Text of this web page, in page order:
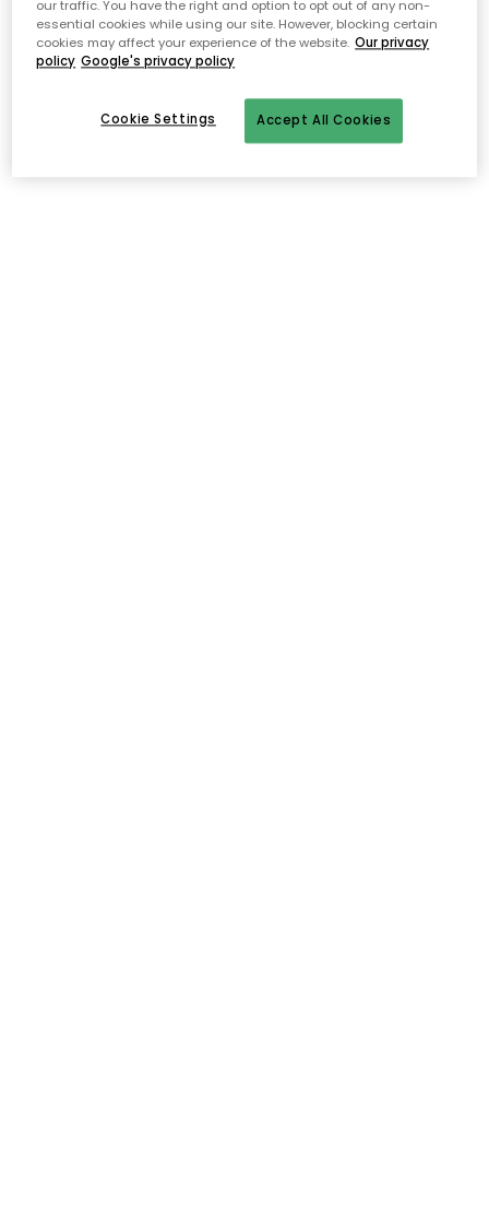
our traffic. You have the right and option to opt out of any non-
essential cookies while using our site. However, blocking certain
cookies may affect your experience of the website. Our privacy
policy Google's privacy policy
Accept All Cookies
Cookie Settings